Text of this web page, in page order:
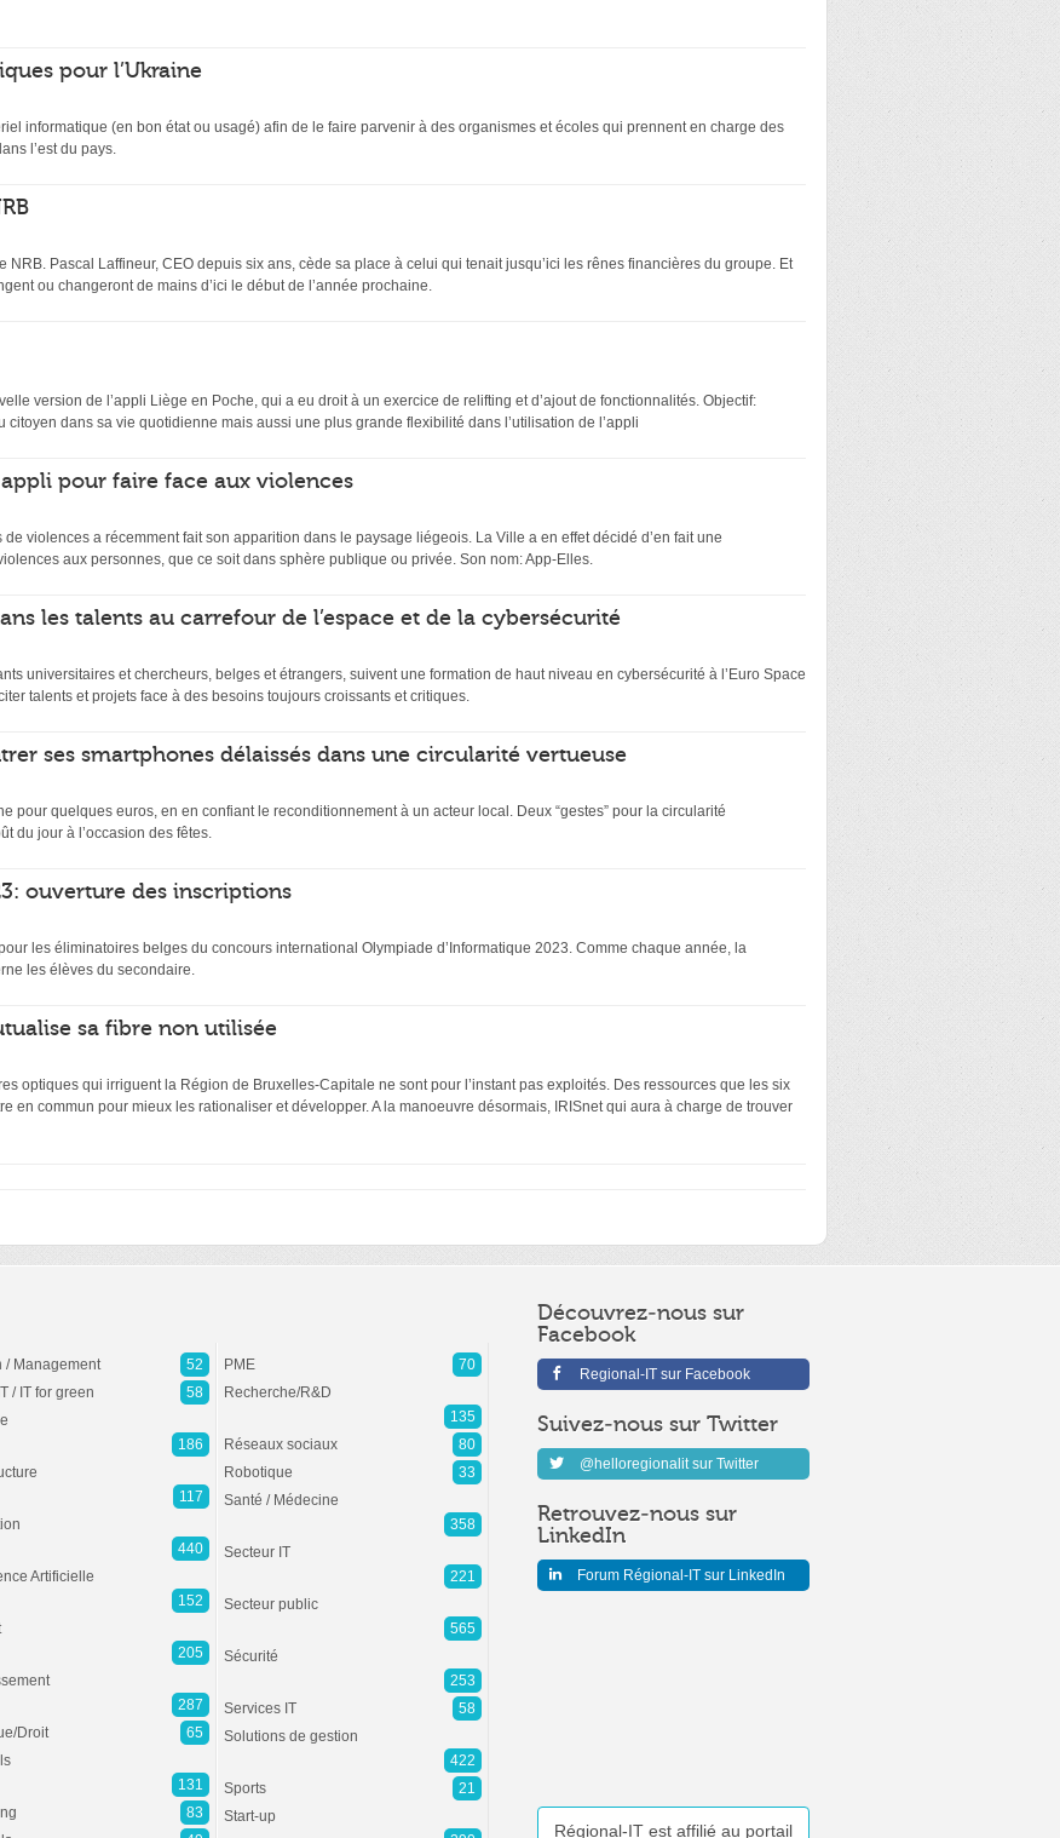
pour l’Ukraine
informatique (en bon état ou usagé) afin de le faire parvenir à des organismes et écoles qui prennent en charge des
l’est du pays.
Pascal Laffineur, CEO depuis six ans, cède sa place à celui qui tenait jusqu’ici les rênes financières du groupe. Et
ou changeront de mains d’ici le début de l’année prochaine.
version de l’appli Liège en Poche, qui a eu droit à un exercice de relifting et d’ajout de fonctionnalités. Objectif:
citoyen dans sa vie quotidienne mais aussi une plus grande flexibilité dans l’utilisation de l’appli
pour faire face aux violences
violences a récemment fait son apparition dans le paysage liégeois. La Ville a en effet décidé d’en fait une
aux personnes, que ce soit dans sphère publique ou privée. Son nom: App-Elles.
les talents au carrefour de l’espace et de la cybersécurité
universitaires et chercheurs, belges et étrangers, suivent une formation de haut niveau en cybersécurité à l’Euro Space
talents et projets face à des besoins toujours croissants et critiques.
ses smartphones délaissés dans une circularité vertueuse
pour quelques euros, en en confiant le reconditionnement à un acteur local. Deux “gestes” pour la circularité
du jour à l’occasion des fêtes.
ouverture des inscriptions
les éliminatoires belges du concours international Olympiade d’Informatique 2023. Comme chaque année, la
les élèves du secondaire.
sa fibre non utilisée
optiques qui irriguent la Région de Bruxelles-Capitale ne sont pour l’instant pas exploités. Des ressources que les six
en commun pour mieux les rationaliser et développer. A la manoeuvre désormais, IRISnet qui aura à charge de trouver
Découvrez-nous sur
Facebook
Regional-IT sur Facebook
Suivez-nous sur Twitter
@helloregionalit sur Twitter
Retrouvez-nous sur
LinkedIn
Forum Régional-IT sur LinkedIn
Régional-IT est affilié au portail
/ Management
52
/ IT for green
58
186
117
440
Artificielle
152
205
287
Droit
65
131
83
PME
70
Recherche/R&D
135
Réseaux sociaux
80
Robotique
33
Santé / Médecine
358
Secteur IT
221
Secteur public
565
Sécurité
253
Services IT
58
Solutions de gestion
422
Sports
21
Start-up